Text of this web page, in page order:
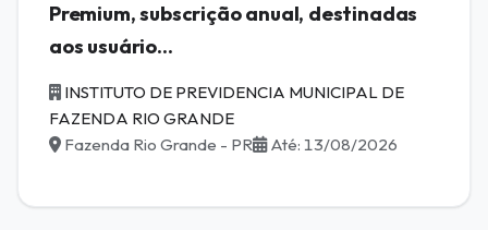
Premium, subscrição anual, destinadas
aos usuário...
INSTITUTO DE PREVIDENCIA MUNICIPAL DE
FAZENDA RIO GRANDE
Fazenda Rio Grande - PR
Até: 13/08/2026